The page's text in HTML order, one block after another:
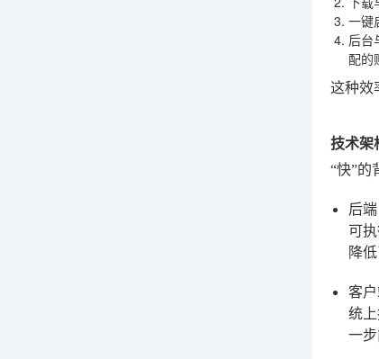
一键
后台
配的
这种效
技术架
“快”的
后
可
降
客户
统
一步